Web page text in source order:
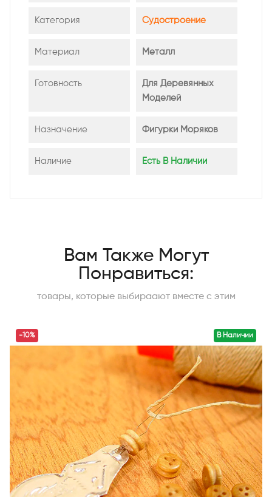
Категория Судостроение
Материал Металл
Готовность
Для Деревянных
Моделей
Назначение Фигурки Моряков
Наличие Есть В Наличии
Вам Также Могут
Понравиться:
товары, которые выбираают вместе с этим
В Наличии
-10%